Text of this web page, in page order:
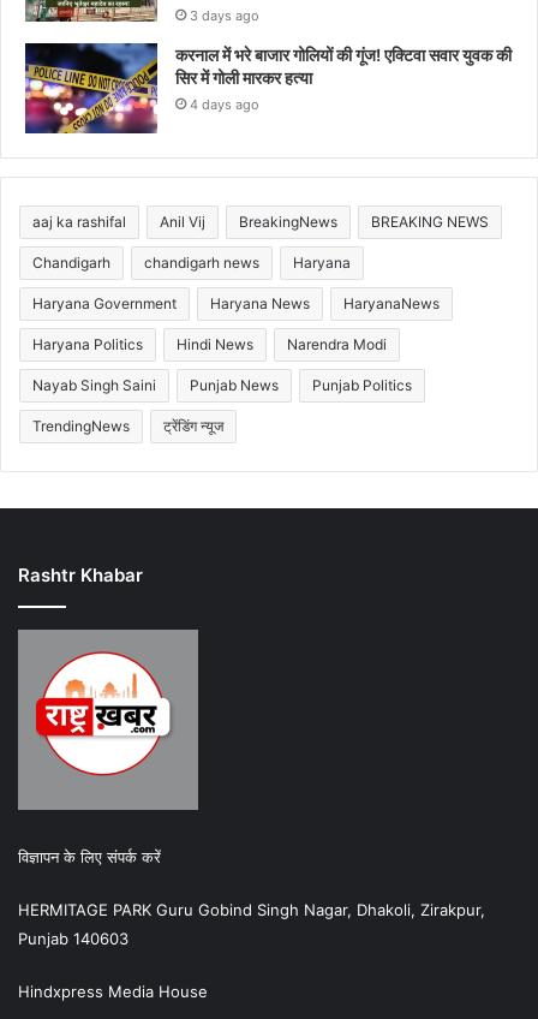
3 days ago
करनाल में भरे बाजार गोलियों की गूंज! एक्टिवा सवार युवक की
सिर में गोली मारकर हत्या
4 days ago
aaj ka rashifal Anil Vij BreakingNews BREAKING NEWS
Chandigarh chandigarh news Haryana
Haryana Government Haryana News HaryanaNews
Haryana Politics Hindi News Narendra Modi
Nayab Singh Saini Punjab News Punjab Politics
TrendingNews ट्रेंडिंग न्यूज
Rashtr Khabar
विज्ञापन के लिए संपर्क करें
HERMITAGE PARK Guru Gobind Singh Nagar, Dhakoli, Zirakpur,
Punjab 140603
Hindxpress Media House